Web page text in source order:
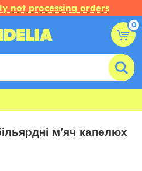
not processing orders
0
м'яч капелюх